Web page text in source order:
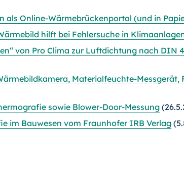
als Online-Wärmebrückenportal (und in
hilft bei Fehlersuche in
von Pro Clima zur Luftdichtung nach DIN
Materialfeuchte-Messgerät,
sowie Blower-Door-Messung
im Bauwesen vom Fraunhofer IRB Verlag